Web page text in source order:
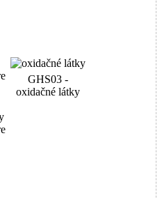
GHS03 -
oxidačné látky